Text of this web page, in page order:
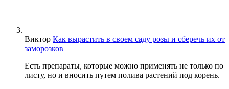
Виктор Как вырастить в своем саду розы и сберечь их от
заморозков
Есть препараты, которые можно применять не только по
листу, но и вносить путем полива растений под корень.